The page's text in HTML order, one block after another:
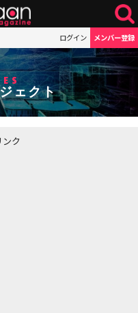
ログイン メンバー登録
ェクト
ンク